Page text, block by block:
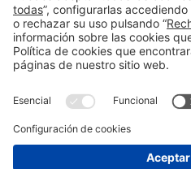
Información generalAviso legal